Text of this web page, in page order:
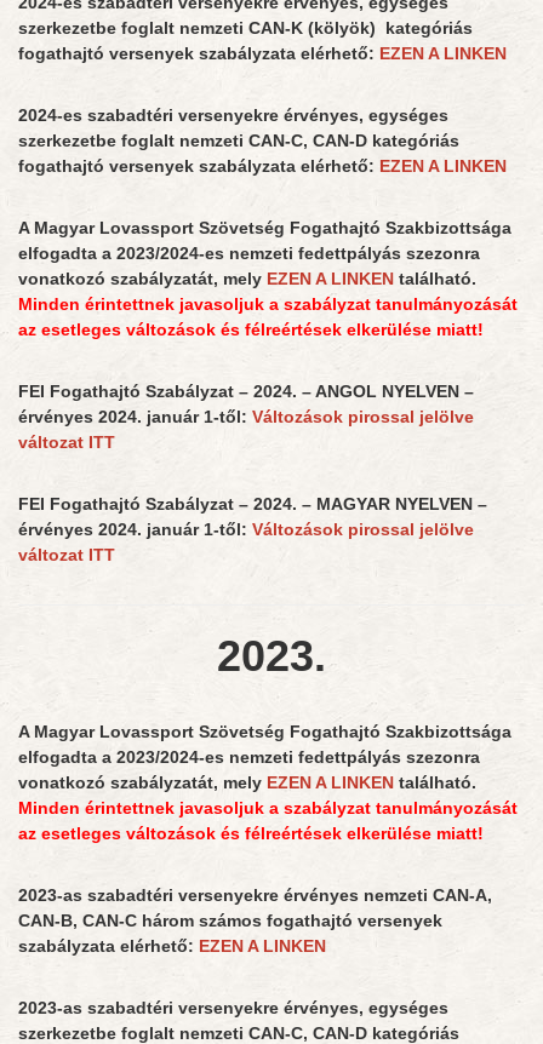
szerkezetbe foglalt nemzeti CAN-K (kölyök) kategóriás
fogathajtó versenyek szabályzata elérhető: EZEN A LINKEN
2024-es szabadtéri versenyekre érvényes, egységes
szerkezetbe foglalt nemzeti CAN-C, CAN-D kategóriás
fogathajtó versenyek szabályzata elérhető: EZEN A LINKEN
A Magyar Lovassport Szövetség Fogathajtó Szakbizottsága
elfogadta a 2023/2024-es nemzeti fedettpályás szezonra
vonatkozó szabályzatát, mely EZEN A LINKEN található.
Minden érintettnek javasoljuk a szabályzat tanulmányozását
az esetleges változások és félreértések elkerülése miatt!
FEI Fogathajtó Szabályzat – 2024. – ANGOL NYELVEN –
érvényes 2024. január 1-től: Változások pirossal jelölve
változat ITT
FEI Fogathajtó Szabályzat – 2024. – MAGYAR NYELVEN –
érvényes 2024. január 1-től: Változások pirossal jelölve
változat ITT
2023.
A Magyar Lovassport Szövetség Fogathajtó Szakbizottsága
elfogadta a 2023/2024-es nemzeti fedettpályás szezonra
vonatkozó szabályzatát, mely EZEN A LINKEN található.
Minden érintettnek javasoljuk a szabályzat tanulmányozását
az esetleges változások és félreértések elkerülése miatt!
2023-as szabadtéri versenyekre érvényes nemzeti CAN-A,
CAN-B, CAN-C három számos fogathajtó versenyek
szabályzata elérhető: EZEN A LINKEN
2023-as szabadtéri versenyekre érvényes, egységes
szerkezetbe foglalt nemzeti CAN-C, CAN-D kategóriás